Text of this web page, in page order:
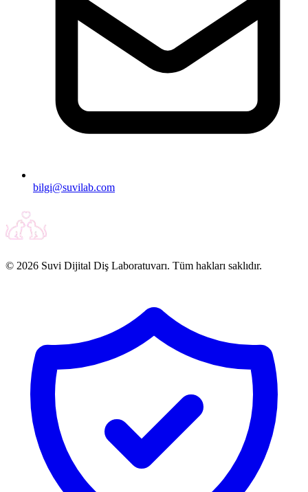
bilgi@suvilab.com
© 2026 Suvi Dijital Diş Laboratuvarı. Tüm hakları saklıdır.